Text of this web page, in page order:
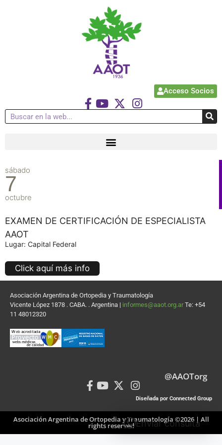
Acceso Socios
sábado
7
octubre
EXAMEN DE CERTIFICACIÓN DE ESPECIALISTA
AAOT
Lugar: Capital Federal
Click aquí más info
Asociación Argentina de Ortopedia y Traumatología
Vicente López 1878 . CABA. . Argentina | informes@aaot.org.ar Te: +54
11 48012320
@AAOTorg
Diseñada por Connected Group
Asociación Argentina de Ortopedia y Traumatología ©2026 | All
rights reservedEnviar consulta